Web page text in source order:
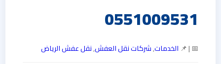
0551009531
📅 | 📌 الخدمات,شركات نقل العفش,نقل عفش الرياض